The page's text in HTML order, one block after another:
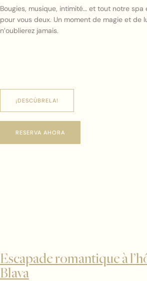
Bougies, musique, intimité… et tout notre spa
pour vous deux. Un moment de magie et de
n’oublierez jamais.
¡DESCÚBRELA!
RESERVA AHORA
Escapade romantique à
Blava